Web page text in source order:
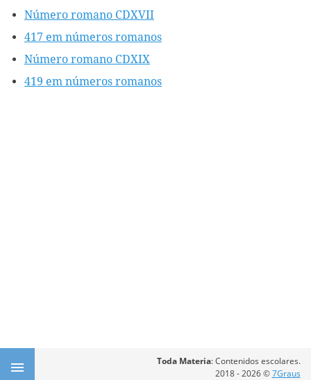
Número romano CDXVII
417 em números romanos
Número romano CDXIX
419 em números romanos
Toda Materia: Contenidos escolares.
2018 - 2026 ©7Graus